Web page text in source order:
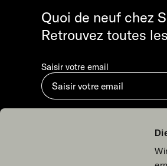
Quoi de neuf chez
Retrouvez toutes
Saisir votre email
En soumettant, vous acceptez